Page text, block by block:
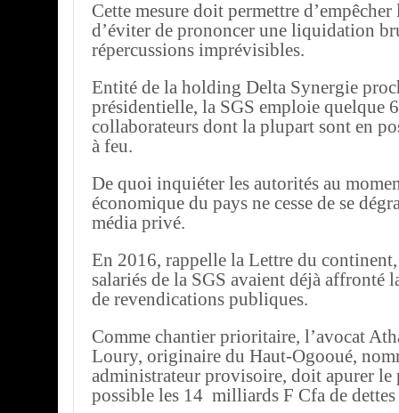
Cette mesure doit permettre
d’éviter de prononcer une liquidation
répercussions imprévisibles.
Entité de la holding Delta Synergie
présidentielle, la SGS emploie quelque
collaborateurs dont la plupart sont en
à feu.
De quoi inquiéter les autorités au
économique du pays ne cesse de se
média privé.
En 2016, rappelle la Lettre du continent,
salariés de la SGS avaient déjà affronté
de revendications publiques.
Comme chantier prioritaire, l’avocat
Loury, originaire du Haut-Ogooué,
administrateur provisoire, doit apurer le
possible les 14 milliards F Cfa de dettes